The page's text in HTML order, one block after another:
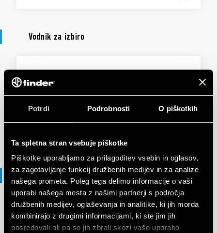
Potrdi Podrobnosti O piškotkih
Ta spletna stran vsebuje piškotke
Piškotke uporabljamo za prilagoditev vsebin in oglasov,
za zagotavljanje funkcij družbenih medijev in za analize
našega prometa. Poleg tega delimo informacije o vaši
uporabi našega mesta z našimi partnerji s področja
družbenih medijev, oglaševanja in analitike, ki jih morda
kombinirajo z drugimi informacijami, ki ste jim jih
posredovali ali pa so jih zbrali skozi vašo uporabo
Vodnik za izbiro
VODNIK ZA IZBIRO
Selection guide - Movement and
presence detectors - 18 Series
Izjava o skladnosti
IZJAVA O SKLADNOSTI UKCA
UKCA 18 Series